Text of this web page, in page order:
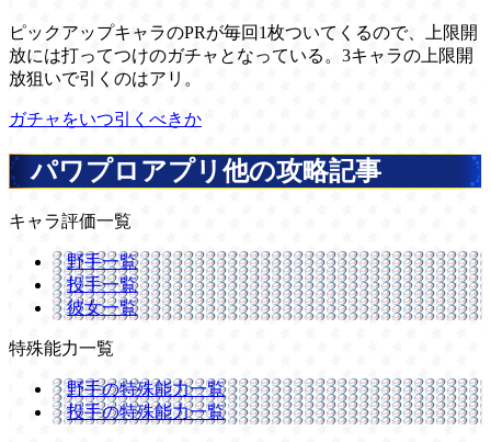
ピックアップキャラのPRが毎回1枚ついてくるので、上限開
放には打ってつけのガチャとなっている。3キャラの上限開
放狙いで引くのはアリ。
ガチャをいつ引くべきか
パワプロアプリ他の攻略記事
キャラ評価一覧
野手一覧
投手一覧
彼女一覧
特殊能力一覧
野手の特殊能力一覧
投手の特殊能力一覧